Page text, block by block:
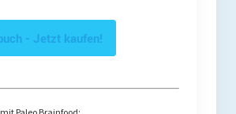
- Jetzt kaufen!